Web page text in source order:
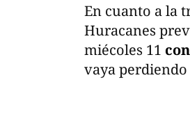
En cuanto a la
Huracanes
miécoles 11
vaya